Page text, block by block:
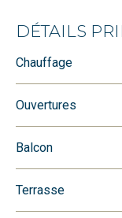
DÉTAILS
Chauffage
Ouvertures
Balcon
Terrasse